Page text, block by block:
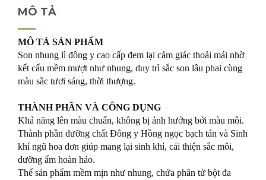
MÔ TẢ
MÔ TẢ SẢN PHẨM
Son nhung lì đông y cao cấp đem lại cảm giác thoải mái nhờ
kết cấu mềm mượt như nhung, duy trì sắc son lâu phai cùng
màu sắc tươi sáng, thời thượng.
THÀNH PHẦN VÀ CÔNG DỤNG
Khả năng lên màu chuẩn, không bị ảnh hưởng bởi màu môi.
Thành phần dưỡng chất Đông y Hồng ngọc bạch tán và Sinh
khí ngũ hoa đơn giúp mang lại sinh khí, cải thiện sắc môi,
dưỡng ẩm hoàn hảo.
Thể sản phẩm mềm mịn như nhung, chứa phân tử bột đa